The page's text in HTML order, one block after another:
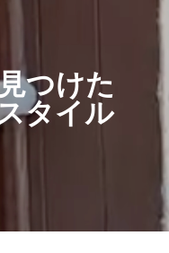
つけた
タイル